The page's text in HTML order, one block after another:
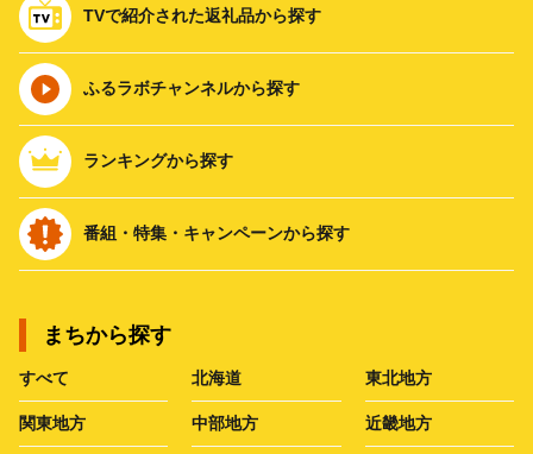
TVで紹介された返礼品から探す
ふるラボチャンネルから探す
ランキングから探す
番組・特集・キャンペーンから探す
まちから探す
すべて 北海道 東北地方
関東地方 中部地方 近畿地方